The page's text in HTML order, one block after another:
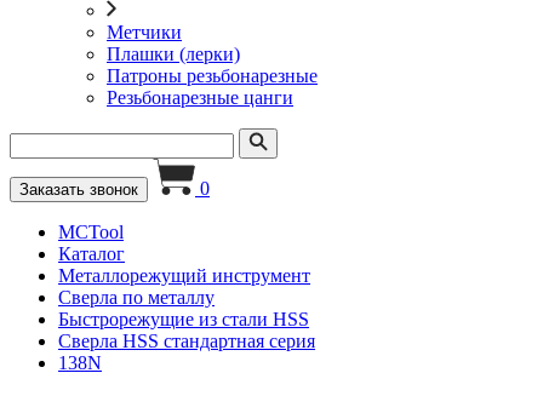
Метчики
Плашки (лерки)
Патроны резьбонарезные
Резьбонарезные цанги
Заказать звонок 0
MCTool
Каталог
Металлорежущий инструмент
Сверла по металлу
Быстрорежущие из стали HSS
Сверла HSS стандартная серия
138N